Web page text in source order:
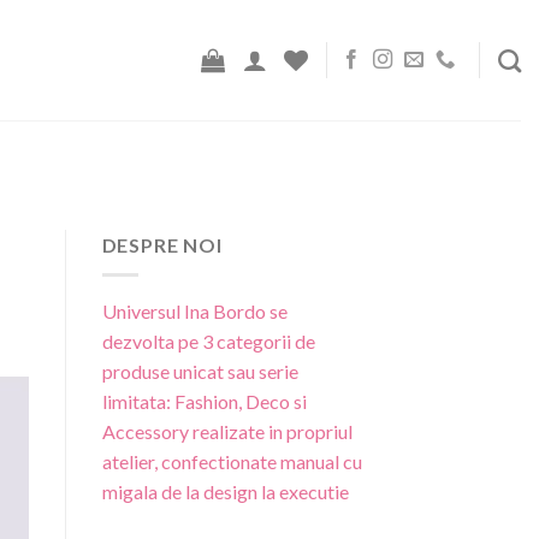
DESPRE NOI
Universul Ina Bordo se
dezvolta pe 3 categorii de
produse unicat sau serie
limitata: Fashion, Deco si
Accessory realizate in propriul
atelier, confectionate manual cu
migala de la design la executie